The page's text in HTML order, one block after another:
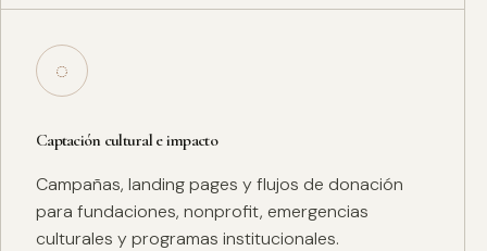
◌
Captación cultural e impacto
Campañas, landing pages y flujos de donación
para fundaciones, nonprofit, emergencias
culturales y programas institucionales.